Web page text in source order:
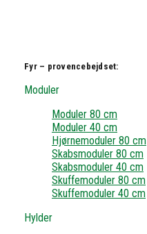
Fyr – provencebejdset:
Moduler
Moduler 80 cm
Moduler 40 cm
Hjørnemoduler 80 cm
Skabsmoduler 80 cm
Skabsmoduler 40 cm
Skuffemoduler 80 cm
Skuffemoduler 40 cm
Hylder